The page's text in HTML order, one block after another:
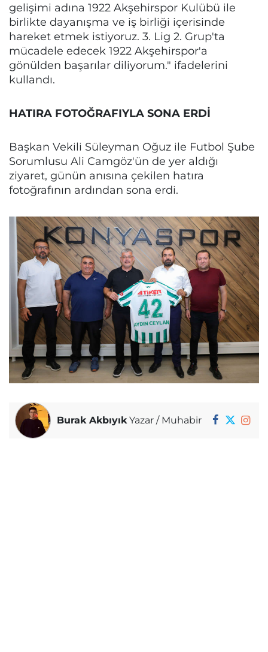
gelişimi adına 1922 Akşehirspor Kulübü ile
birlikte dayanışma ve iş birliği içerisinde
hareket etmek istiyoruz. 3. Lig 2. Grup'ta
mücadele edecek 1922 Akşehirspor'a
gönülden başarılar diliyorum." ifadelerini
kullandı.
HATIRA FOTOĞRAFIYLA SONA ERDİ
Başkan Vekili Süleyman Oğuz ile Futbol Şube
Sorumlusu Ali Camgöz'ün de yer aldığı
ziyaret, günün anısına çekilen hatıra
fotoğrafının ardından sona erdi.
Burak AkbıyıkYazar / Muhabir